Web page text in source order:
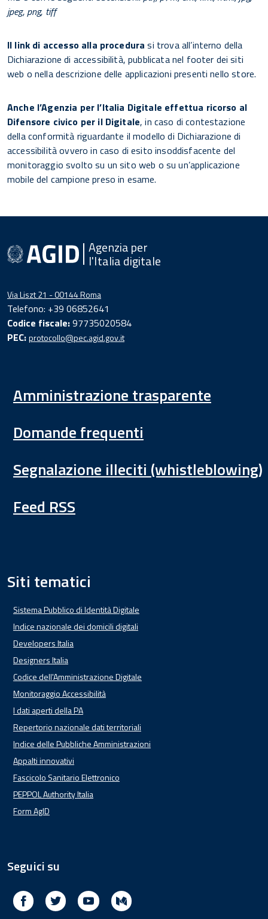
jpeg, png, tiff
Il link di accesso alla procedurasi trova all’interno della
Dichiarazione di accessibilità, pubblicata nel footer dei siti
web o nella descrizione delle applicazioni presenti nello store.
Anche l’Agenzia per l’Italia Digitale effettua ricorso al
Difensore civico per il Digitale, in caso di contestazione
della conformità riguardante il modello di Dichiarazione di
accessibilità ovvero in caso di esito insoddisfacente del
monitoraggio svolto su un sito web o su un’applicazione
mobile del campione preso in esame.
Agenzia per
l'Italia digitale
Via Liszt 21 - 00144 Roma
Telefono: +39 06852641
Codice fiscale:97735020584
PEC:protocollo@pec.agid.gov.it
Amministrazione trasparente
Domande frequenti
Segnalazione illeciti (whistleblowing)
Feed RSS
Siti tematici
Sistema Pubblico di Identità Digitale
Indice nazionale dei domicili digitali
Developers Italia
Designers Italia
Codice dell'Amministrazione Digitale
Monitoraggio Accessibilità
I dati aperti della PA
Repertorio nazionale dati territoriali
Indice delle Pubbliche Amministrazioni
Appalti innovativi
Fascicolo Sanitario Elettronico
PEPPOL Authority Italia
Form AgID
Seguici su
Facebook Twitter Youtube